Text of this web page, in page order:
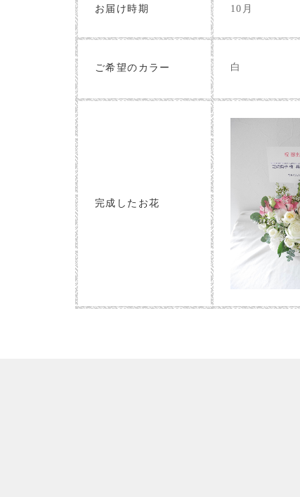
お届け時期 10月
ご希望のカラー 白
完成したお花